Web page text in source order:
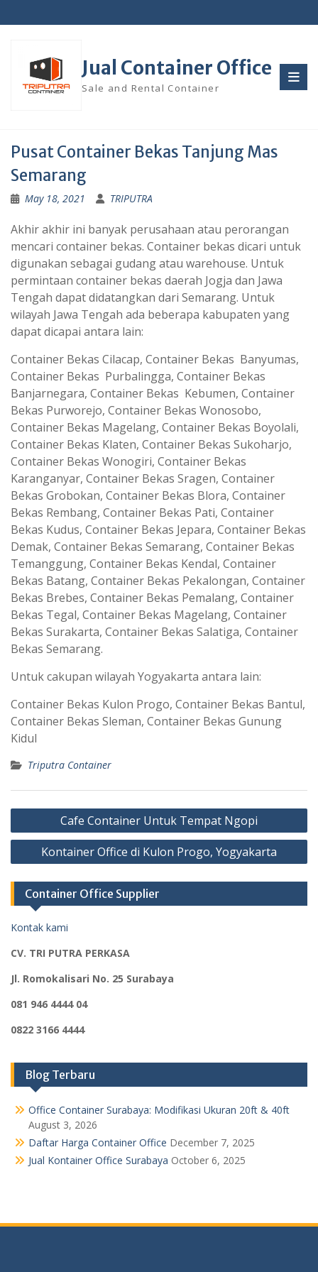
to
Jual Container Office
Sale and Rental Container
Pusat Container Bekas Tanjung Mas
Semarang
May 18, 2021 TRIPUTRA
Akhir akhir ini banyak perusahaan atau perorangan
mencari container bekas. Container bekas dicari untuk
digunakan sebagai gudang atau warehouse. Untuk
permintaan container bekas daerah Jogja dan Jawa
Tengah dapat didatangkan dari Semarang. Untuk
wilayah Jawa Tengah ada beberapa kabupaten yang
dapat dicapai antara lain:
Container Bekas Cilacap, Container Bekas Banyumas,
Container Bekas Purbalingga, Container Bekas
Banjarnegara, Container Bekas Kebumen, Container
Bekas Purworejo, Container Bekas Wonosobo,
Container Bekas Magelang, Container Bekas Boyolali,
Container Bekas Klaten, Container Bekas Sukoharjo,
Container Bekas Wonogiri, Container Bekas
Karanganyar, Container Bekas Sragen, Container
Bekas Grobokan, Container Bekas Blora, Container
Bekas Rembang, Container Bekas Pati, Container
Bekas Kudus, Container Bekas Jepara, Container Bekas
Demak, Container Bekas Semarang, Container Bekas
Temanggung, Container Bekas Kendal, Container
Bekas Batang, Container Bekas Pekalongan, Container
Bekas Brebes, Container Bekas Pemalang, Container
Bekas Tegal, Container Bekas Magelang, Container
Bekas Surakarta, Container Bekas Salatiga, Container
Bekas Semarang.
Untuk cakupan wilayah Yogyakarta antara lain:
Container Bekas Kulon Progo, Container Bekas Bantul,
Container Bekas Sleman, Container Bekas Gunung
Kidul
Triputra Container
Post
navigation
Cafe Container Untuk Tempat Ngopi
Kontainer Office di Kulon Progo, Yogyakarta
Container Office Supplier
Kontak kami
CV. TRI PUTRA PERKASA
Jl. Romokalisari No. 25 Surabaya
081 946 4444 04
0822 3166 4444
Blog Terbaru
Office Container Surabaya: Modifikasi Ukuran 20ft & 40ft
August 3, 2026
Daftar Harga Container Office December 7, 2025
Jual Kontainer Office Surabaya October 6, 2025